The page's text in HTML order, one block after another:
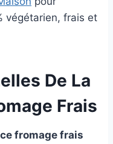
végétarien, frais et
De La
Frais
fromage frais